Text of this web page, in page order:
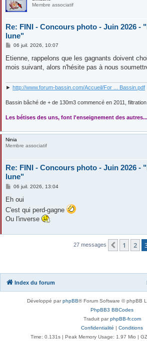
Membre associatif
Re: FINI - Concours photo - Juin 2026 -
lune"
M
s
a
06 juil. 2026, 10:07
Etienne, rappelons que les gagnants doivent
mois suivant, alors n'hésite pas à nous
► http://www.forum-bassin.com/Accueil/For ... Bassin.pdf
Bassin bâché de + de 130m3 commencé en 2011, filtration
Les bétises des uns, font l'enseignement des autres...
Ninia
Membre associatif
Re: FINI - Concours photo - Juin 2026 -
lune"
M
s
a
e
06 juil. 2026, 13:04
Eh oui
C'est qui perd-gagne
Ou l'inverse
27 messages 1 2
Index du forum
Développé parphpBB® Forum Software © phpBB
PhpBB3 BBCodes
Traduit parphpBB-fr.com
Confidentialité | Conditions
Time: 0.131s| Peak Memory Usage: 1.97 Mio |